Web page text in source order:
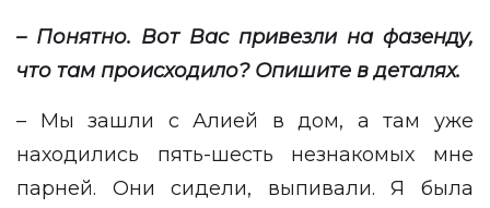
– Понятно. Вот Вас привезли на фазенду,
что там происходило? Опишите в деталях.
– Мы зашли с Алией в дом, а там уже
находились пять-шесть незнакомых мне
парней. Они сидели, выпивали. Я была